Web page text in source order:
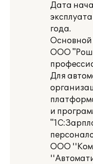
Дата
года.
Основной
ООО
Для
и
ООО